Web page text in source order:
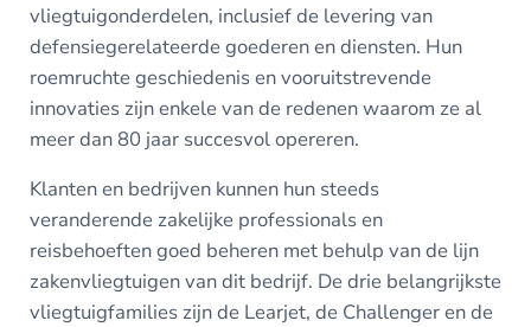
vliegtuigonderdelen, inclusief de levering van
defensiegerelateerde goederen en diensten. Hun
roemruchte geschiedenis en vooruitstrevende
innovaties zijn enkele van de redenen waarom ze al
meer dan 80 jaar succesvol opereren.
Klanten en bedrijven kunnen hun steeds
veranderende zakelijke professionals en
reisbehoeften goed beheren met behulp van de lijn
zakenvliegtuigen van dit bedrijf. De drie belangrijkste
vliegtuigfamilies zijn de Learjet, de Challenger en de